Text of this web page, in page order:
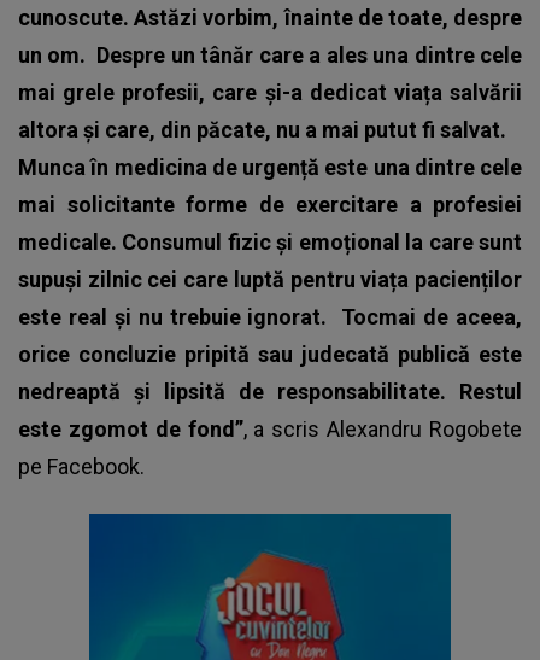
cunoscute. Astăzi vorbim, înainte de toate, despre
un om. Despre un tânăr care a ales una dintre cele
mai grele profesii, care și-a dedicat viața salvării
altora și care, din păcate, nu a mai putut fi salvat.
Munca în medicina de urgență este una dintre cele
mai solicitante forme de exercitare a profesiei
medicale. Consumul fizic și emoțional la care sunt
supuși zilnic cei care luptă pentru viața pacienților
este real și nu trebuie ignorat. Tocmai de aceea,
orice concluzie pripită sau judecată publică este
nedreaptă şi lipsită de responsabilitate. Restul
este zgomot de fond”, a scris Alexandru Rogobete
pe Facebook.